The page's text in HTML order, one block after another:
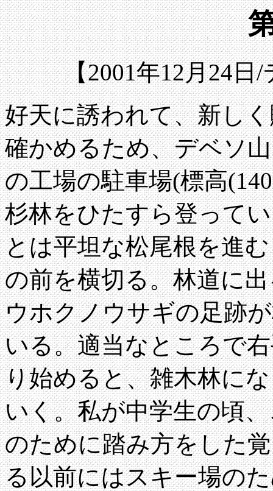
【2001年12月24日
好天に誘われて、新し
確かめるため、デベソ
の工場の駐車場(標高
杉林をひたすら登って
とは平坦な松尾根を進
の前を横切る。林道に
ウホクノウサギの足跡
いる。適当なところで
り始めると、雑木林に
いく。私が中学生の頃
のために踏み方をした
る以前にはスキー場の